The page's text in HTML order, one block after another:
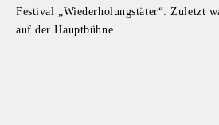
Festival „Wiederholungstäter“. Zuletzt
auf der Hauptbühne.